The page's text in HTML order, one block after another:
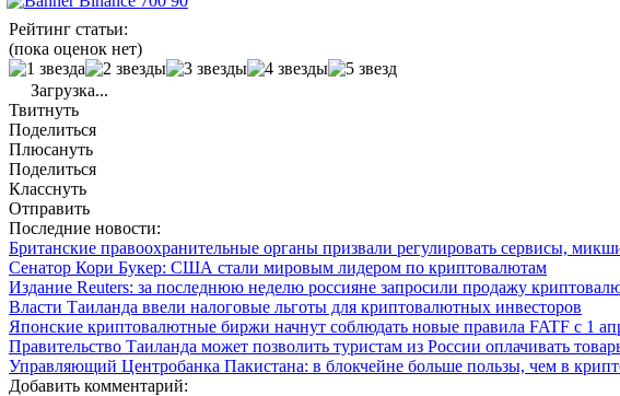
Рейтинг статьи:
(пока оценок нет)
Загрузка...
Твитнуть
Поделиться
Плюсануть
Поделиться
Класснуть
Отправить
Последние новости:
Британские правоохранительные органы призвали регулировать сервисы,
Сенатор Кори Букер: США стали мировым лидером по криптовалютам
Издание Reuters: за последнюю неделю россияне запросили продажу
Власти Таиланда ввели налоговые льготы для криптовалютных инвесторов
Японские криптовалютные биржи начнут соблюдать новые правила FATF с 1
Правительство Таиланда может позволить туристам из России оплачивать
Управляющий Центробанка Пакистана: в блокчейне больше пользы, чем в
Добавить комментарий: